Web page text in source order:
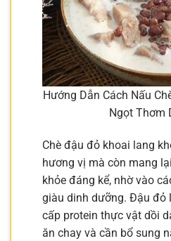
Hướng Dẫn Cách Nấu
Ngọt Thơm
Chè đậu đỏ khoai lang
hương vị mà còn mang
khỏe đáng kể, nhờ vào
giàu dinh dưỡng. Đậu đỏ
cấp protein thực vật dồi
ăn chay và cần bổ sung